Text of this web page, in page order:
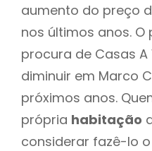
aumento do preço
nos últimos anos.
procura de Casas
diminuir em Marco
próximos anos.
própria habitação
considerar fazê-lo